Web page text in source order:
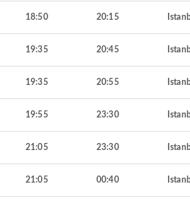
18:50 20:15
19:35 20:45
19:35 20:55
19:55 23:30
21:05 23:30
21:05 00:40